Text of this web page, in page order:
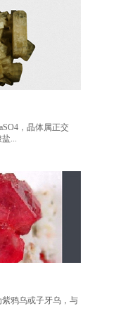
，晶体属正交
盐...
鸦乌或子牙乌，与